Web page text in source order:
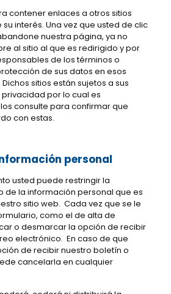
contener enlaces a otros sitios
interés. Una vez que usted de clic
nuestra página, ya no
al sitio al que es redirigido y por
de los términos o
de sus datos en esos
sitios están sujetos a sus
por lo cual es
consulte para confirmar que
con estas.
personal
usted puede restringir la
de la información personal que es
sitio web. Cada vez que se le
como el de alta de
o desmarcar la opción de recibir
electrónico. En caso de que
de recibir nuestro boletín o
cancelarla en cualquier